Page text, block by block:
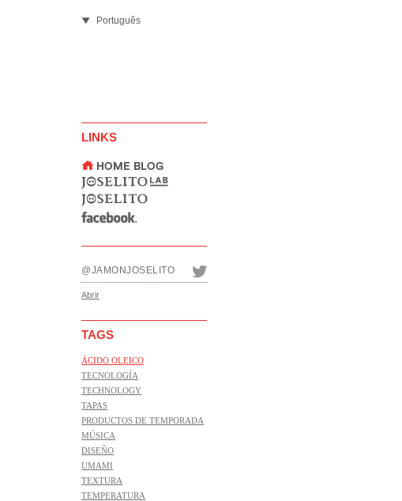
Português
LINKS
@JAMONJOSELITO
Abrir
TAGS
ÁCIDO OLEICO
TECNOLOGÍA
TECHNOLOGY
TAPAS
PRODUCTOS DE TEMPORADA
MÚSICA
DISEÑO
UMAMI
TEXTURA
TEMPERATURA